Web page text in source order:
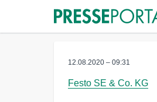
12.08.2020 – 09:31
Festo SE & Co. KG